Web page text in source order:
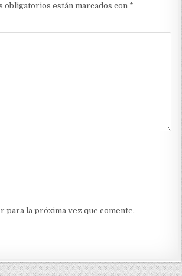
obligatorios están marcados con *
para la próxima vez que comente.